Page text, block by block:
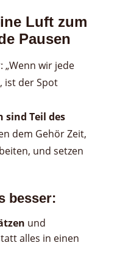
Luft zum
Pausen
„Wenn wir jede
ist der Spot
sind Teil des
dem Gehör Zeit,
und setzen
besser:
und
alles in einen